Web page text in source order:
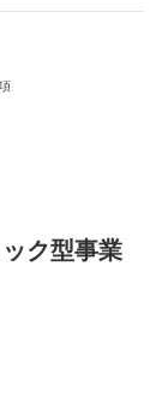
ク型事業